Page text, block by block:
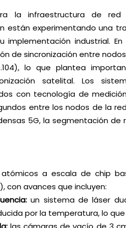
la infraestructura de
están experimentando una
industrial.
de sincronización entre
lo que plantea
satelital. Los
con tecnología de
entre los nodos de la
5G, la segmentación de
a escala de chip
con avances que incluyen:
un sistema de láser
por la temperatura, lo